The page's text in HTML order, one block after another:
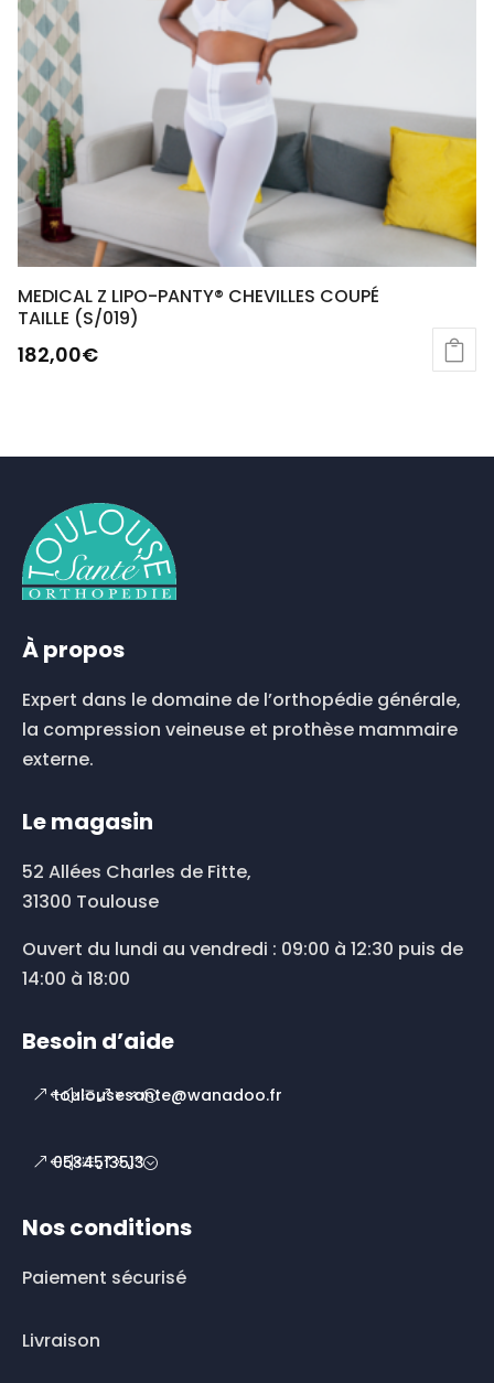
MEDICAL Z LIPO-PANTY® CHEVILLES COUPÉ
TAILLE (S/019)
182,00€
À propos
Expert dans le domaine de l’orthopédie générale,
la compression veineuse et prothèse mammaire
externe.
Le magasin
52 Allées Charles de Fitte,
31300 Toulouse
Ouvert du lundi au vendredi : 09:00 à 12:30 puis de
14:00 à 18:00
Besoin d’aide
toulousesante@wanadoo.fr
0534513513
Nos conditions
Paiement sécurisé
Livraison